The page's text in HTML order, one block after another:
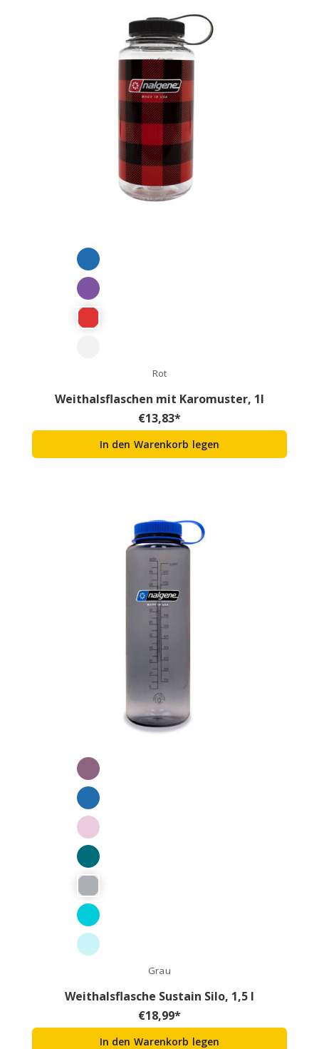
Rot
Weithalsflaschen mit Karomuster, 1l
€13,83*
In den Warenkorb legen
Grau
Weithalsflasche Sustain Silo, 1,5 l
€18,99*
In den Warenkorb legen